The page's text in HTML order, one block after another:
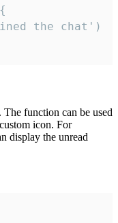
The function can be used
icon. For
display the unread